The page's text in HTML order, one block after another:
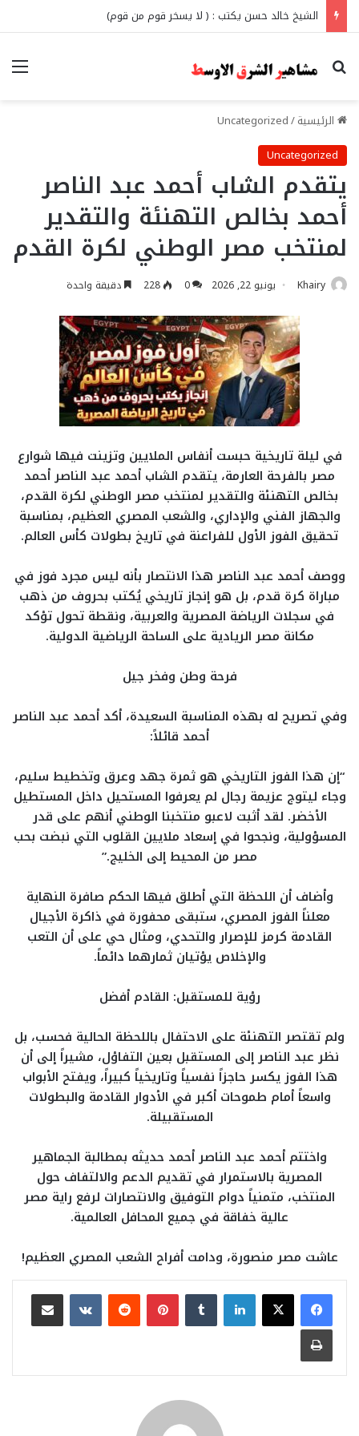
الشيخ خالد حسن يكتب : ( لا يسخر قوم من قوم)
بحث عن
الرئيسية/
Uncategorized
Uncategorized
يتقدم الشاب أحمد عبد الناصر
أحمد بخالص التهنئة والتقدير
لمنتخب مصر الوطني لكرة القدم
Khairy يونيو 22, 2026 0
228 دقيقة واحدة
في ليلة تاريخية حبست أنفاس الملايين وتزينت فيها شوارع
مصر بالفرحة العارمة، يتقدم الشاب أحمد عبد الناصر أحمد
بخالص التهنئة والتقدير لمنتخب مصر الوطني لكرة القدم،
والجهاز الفني والإداري، والشعب المصري العظيم، بمناسبة
تحقيق الفوز الأول للفراعنة في تاريخ بطولات كأس العالم.
ووصف أحمد عبد الناصر هذا الانتصار بأنه ليس مجرد فوز في
مباراة كرة قدم، بل هو إنجاز تاريخي يُكتب بحروف من ذهب
في سجلات الرياضة المصرية والعربية، ونقطة تحول تؤكد
مكانة مصر الريادية على الساحة الرياضية الدولية.
فرحة وطن وفخر جيل
وفي تصريح له بهذه المناسبة السعيدة، أكد أحمد عبد الناصر
أحمد قائلاً:
“إن هذا الفوز التاريخي هو ثمرة جهد وعرق وتخطيط سليم،
وجاء ليتوج عزيمة رجال لم يعرفوا المستحيل داخل المستطيل
الأخضر. لقد أثبت لاعبو منتخبنا الوطني أنهم على قدر
المسؤولية، ونجحوا في إسعاد ملايين القلوب التي نبضت بحب
مصر من المحيط إلى الخليج.”
وأضاف أن اللحظة التي أطلق فيها الحكم صافرة النهاية
معلناً الفوز المصري، ستبقى محفورة في ذاكرة الأجيال
القادمة كرمز للإصرار والتحدي، ومثال حي على أن التعب
والإخلاص يؤتيان ثمارهما دائماً.
رؤية للمستقبل: القادم أفضل
ولم تقتصر التهنئة على الاحتفال باللحظة الحالية فحسب، بل
نظر عبد الناصر إلى المستقبل بعين التفاؤل، مشيراً إلى أن
هذا الفوز يكسر حاجزاً نفسياً وتاريخياً كبيراً، ويفتح الأبواب
واسعاً أمام طموحات أكبر في الأدوار القادمة والبطولات
المستقبيلة.
واختتم أحمد عبد الناصر أحمد حديثه بمطالبة الجماهير
المصرية بالاستمرار في تقديم الدعم والالتفاف حول
المنتخب، متمنياً دوام التوفيق والانتصارات لرفع راية مصر
عالية خفاقة في جميع المحافل العالمية.
عاشت مصر منصورة، ودامت أفراح الشعب المصري العظيم!
لينكدإن بينتيريست
مشاركة عبر البريد
طباعة